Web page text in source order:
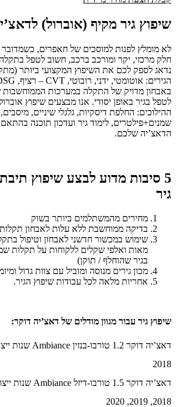
שיפוץ גיר מקיף (אוברול)
לא מומלץ לפנות למוסכים של חאפרים, כשמדובר
חלק מרכזי, יקר ומורכב ברכב, חשוב לטפל
נדאג לספק לכם את השיפוץ המקצועי ביותר
באבחון מדויק של התקלה במערכות הממוחשבות
לטפל בגיר באופן יסודי. אנו מבצעים שיפוץ
ההילוכים: החלפת דיסקיות, גלגלי שיניים,
שמנים+פילטרים, לימוד גיר ועדכון תוכנה
הדאצ’יה שלכם.
5 סיבות מדוע לבצע שיפוץ
גיר
מחירים מהמשתלמים ביותר בשוק
בדיקה ממוחשבת ללא עלות לאבחון תקלות
שימוש במכשור חדשני לאבחון וטיפול
מאות ואלפי שקלים ללקוחות על תקלות
בגיר שהוחלף / תוקן)
מכון גירים מנוסה ומוביל עם צוות גדול
אחריות מלאה לכל עבודות שיפוץ הגיר.
שיפוץ גיר עבור מגוון מודלים של דאצ’יה דוקר:
2018
2018, 2019, 2020